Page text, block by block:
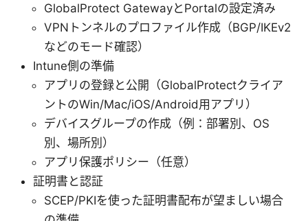
GlobalProtect GatewayとPortalの設定済み
VPNトンネルのプロファイル作成（BGP/IKEv2
などのモード確認）
Intune側の準備
アプリの登録と公開（GlobalProtectクライア
ントのWin/Mac/iOS/Android用アプリ）
デバイスグループの作成（例：部署別、OS
別、場所別）
アプリ保護ポリシー（任意）
証明書と認証
SCEP/PKIを使った証明書配布が望ましい場合